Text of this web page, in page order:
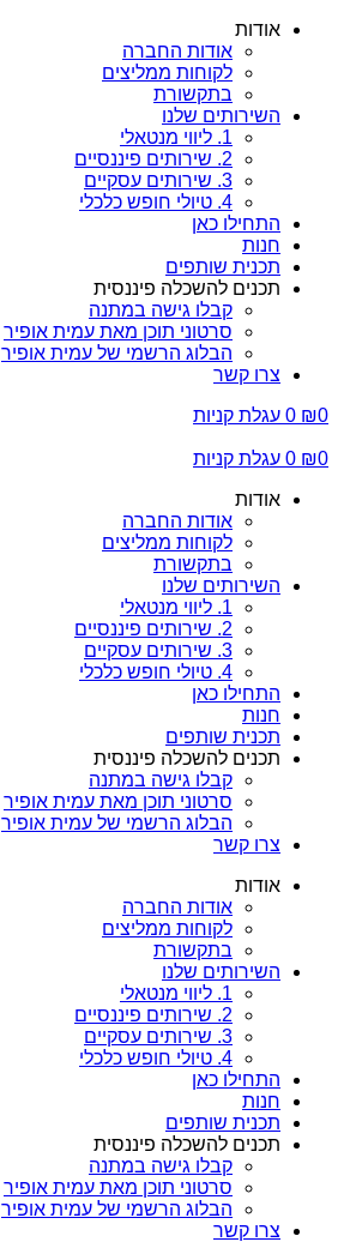
אודות
אודות החברה
לקוחות ממליצים
בתקשורת
השירותים שלנו
1. ליווי מנטאלי
2. שירותים פיננסיים
3. שירותים עסקיים
4. טיולי חופש כלכלי
התחילו כאן
חנות
תכנית שותפים
תכנים להשכלה פיננסית
קבלו גישה במתנה
סרטוני תוכן מאת עמית אופיר
הבלוג הרשמי של עמית אופיר
צרו קשר
₪0
0 עגלת קניות
₪0
0 עגלת קניות
אודות
אודות החברה
לקוחות ממליצים
בתקשורת
השירותים שלנו
1. ליווי מנטאלי
2. שירותים פיננסיים
3. שירותים עסקיים
4. טיולי חופש כלכלי
התחילו כאן
חנות
תכנית שותפים
תכנים להשכלה פיננסית
קבלו גישה במתנה
סרטוני תוכן מאת עמית אופיר
הבלוג הרשמי של עמית אופיר
צרו קשר
אודות
אודות החברה
לקוחות ממליצים
בתקשורת
השירותים שלנו
1. ליווי מנטאלי
2. שירותים פיננסיים
3. שירותים עסקיים
4. טיולי חופש כלכלי
התחילו כאן
חנות
תכנית שותפים
תכנים להשכלה פיננסית
קבלו גישה במתנה
סרטוני תוכן מאת עמית אופיר
הבלוג הרשמי של עמית אופיר
צרו קשר